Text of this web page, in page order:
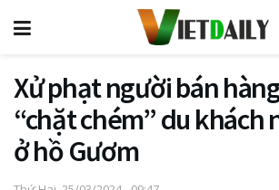
Xử phạt người bán
“chặt chém” du khách
ở hồ Gươm